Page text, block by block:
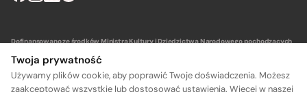
Dofinansowano ze środków Ministra Kultury i Dziedzictwa Narodowego pochodzących
Twoja prywatność
Używamy plików cookie, aby poprawić Twoje doświadczenia. Możesz
zaakceptować wszystkie lub dostosować ustawienia. Więcej w naszej